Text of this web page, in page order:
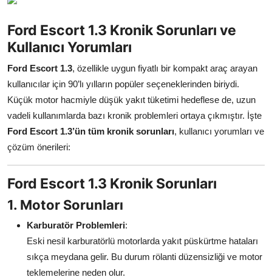
Sorgulamalar
İkinci El & Alım-Satım
Elektrikli & Hibrit
Kiralama & Filo
Lastik & Jant
LPG & Yakıt
Elektrik & Akü
Klima & Konfor
Ford Escort 1.3 Kronik Sorunları ve
Kullanıcı Yorumları
Ford Escort 1.3, özellikle uygun fiyatlı bir kompakt araç arayan
kullanıcılar için 90’lı yılların popüler seçeneklerinden biriydi.
Küçük motor hacmiyle düşük yakıt tüketimi hedeflese de, uzun
vadeli kullanımlarda bazı kronik problemleri ortaya çıkmıştır. İşte
Ford Escort 1.3’ün tüm kronik sorunları, kullanıcı yorumları ve
çözüm önerileri:
Ford Escort 1.3 Kronik Sorunları
1. Motor Sorunları
Karburatör Problemleri:
Eski nesil karburatörlü motorlarda yakıt püskürtme hataları
sıkça meydana gelir. Bu durum rölanti düzensizliği ve motor
teklemelerine neden olur.